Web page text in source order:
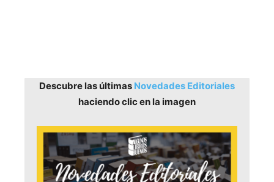
Descubre las últimas Novedades Editoriales
haciendo clic en la imagen